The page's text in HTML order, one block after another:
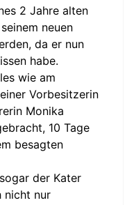
2 Jahre alten
neuen
da er nun
habe.
wie am
Vorbesitzerin
Monika
10 Tage
besagten
der Kater
nicht nur